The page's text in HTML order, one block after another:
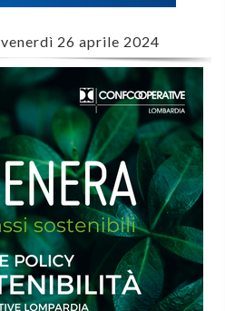
venerdì 26 aprile 2024